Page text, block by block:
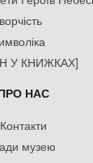
У КНИЖКАХ]
НАС
Контакти
музею